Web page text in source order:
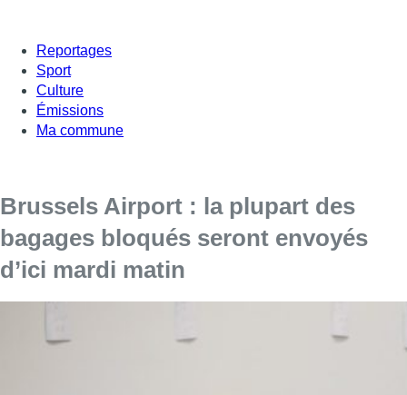
Reportages
Sport
Culture
Émissions
Ma commune
Brussels Airport : la plupart des
bagages bloqués seront envoyés
d’ici mardi matin